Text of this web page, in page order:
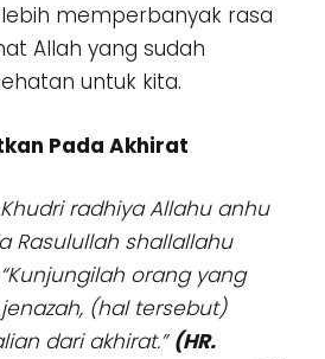
memperbanyak rasa
Allah yang sudah
untuk kita.
Pada Akhirat
radhiya Allahu anhu
Rasulullah shallallahu
orang yang
(hal tersebut)
dari akhirat.” (HR.